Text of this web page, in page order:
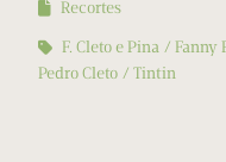
Recortes
F. Cleto e Pina
Fanny
Pedro Cleto
Tintin